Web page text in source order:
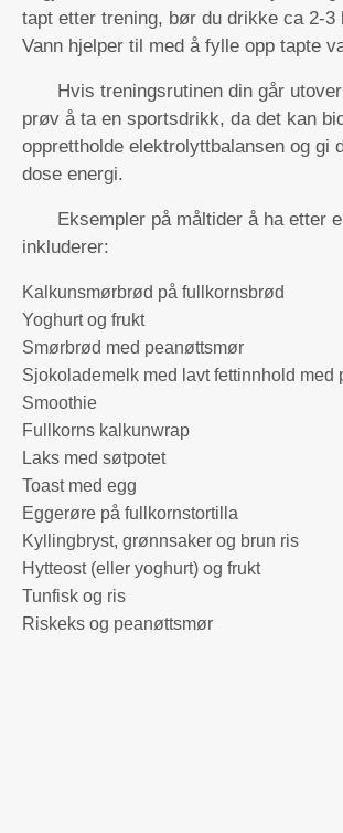
tapt etter trening, bør du drikke ca 2-3
Vann hjelper til med å fylle opp tapte
Hvis treningsrutinen din går
prøv å ta en sportsdrikk, da det kan
opprettholde elektrolyttbalansen og gi
dose energi.
Eksempler på måltider å ha etter
inkluderer:
Kalkunsmørbrød på fullkornsbrød
Yoghurt og frukt
Smørbrød med peanøttsmør
Sjokolademelk med lavt fettinnhold med
Smoothie
Fullkorns kalkunwrap
Laks med søtpotet
Toast med egg
Eggerøre på fullkornstortilla
Kyllingbryst, grønnsaker og brun ris
Hytteost (eller yoghurt) og frukt
Tunfisk og ris
Riskeks og peanøttsmør